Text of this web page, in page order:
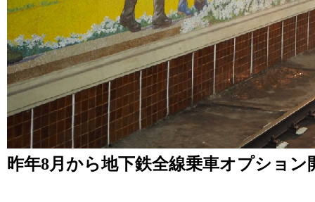
昨年8月から地下鉄全線乗車オプション